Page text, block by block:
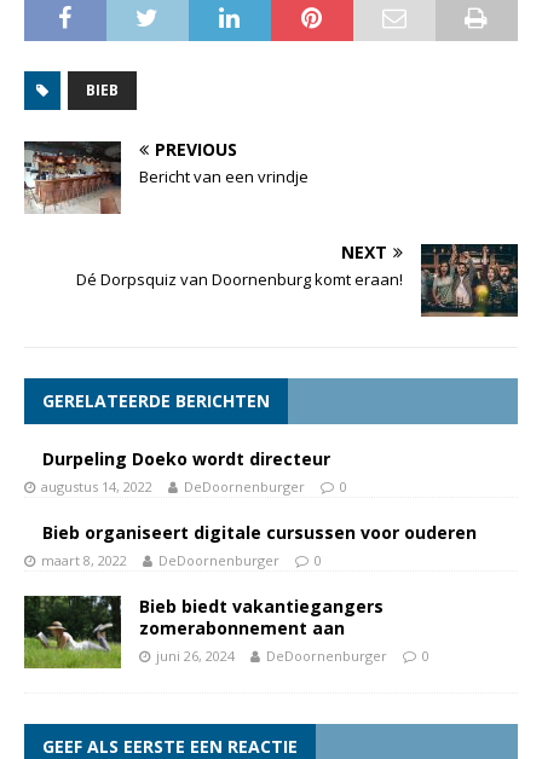
BIEB
PREVIOUS
Bericht van een vrindje
NEXT
Dé Dorpsquiz van Doornenburg komt eraan!
GERELATEERDE BERICHTEN
Durpeling Doeko wordt directeur
augustus 14, 2022 DeDoornenburger 0
Bieb organiseert digitale cursussen voor ouderen
maart 8, 2022 DeDoornenburger 0
Bieb biedt vakantiegangers
zomerabonnement aan
juni 26, 2024 DeDoornenburger 0
GEEF ALS EERSTE EEN REACTIE